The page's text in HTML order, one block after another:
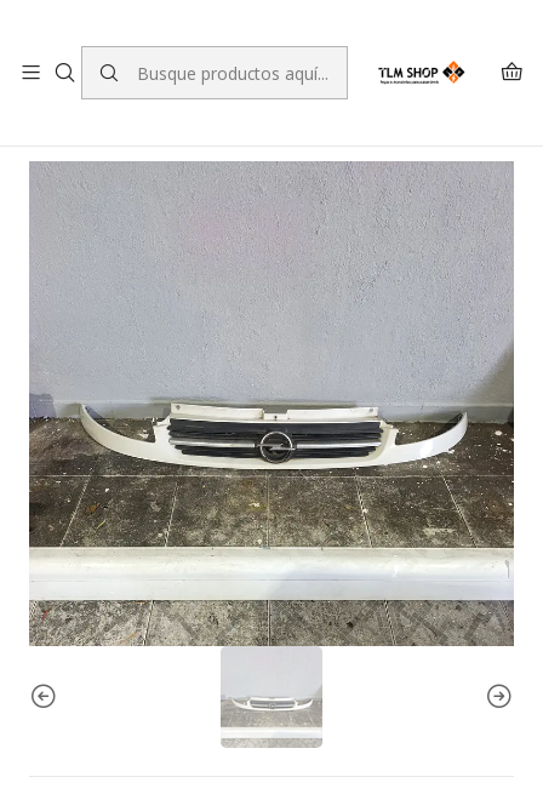
Inicio TIENDA ONLINE Colisão Para-choques
Opel Vivaro A rejilla de parachoques 8200044873